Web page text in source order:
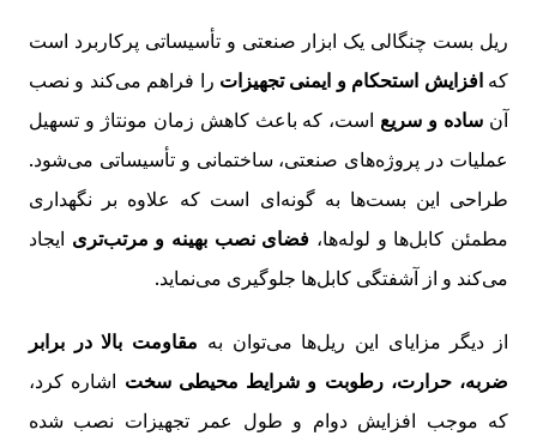
ریل بست چنگالی یک ابزار صنعتی و تأسیساتی پرکاربرد است
کهافزایش استحکام و ایمنی تجهیزات را فراهم می‌کند و نصب
آن ساده و سریع است، که باعث کاهش زمان مونتاژ و تسهیل
عملیات در پروژه‌های صنعتی، ساختمانی و تأسیساتی می‌شود.
طراحی این بست‌ها به گونه‌ای است که علاوه بر نگهداری
مطمئن کابل‌ها و لوله‌ها، فضای نصب بهینه و مرتب‌تری ایجاد
می‌کند و از آشفتگی کابل‌ها جلوگیری می‌نماید.
از دیگر مزایای این ریل‌ها می‌توان به مقاومت بالا در برابر
ضربه، حرارت، رطوبت و شرایط محیطی سخت اشاره کرد،
که موجب افزایش دوام و طول عمر تجهیزات نصب شده